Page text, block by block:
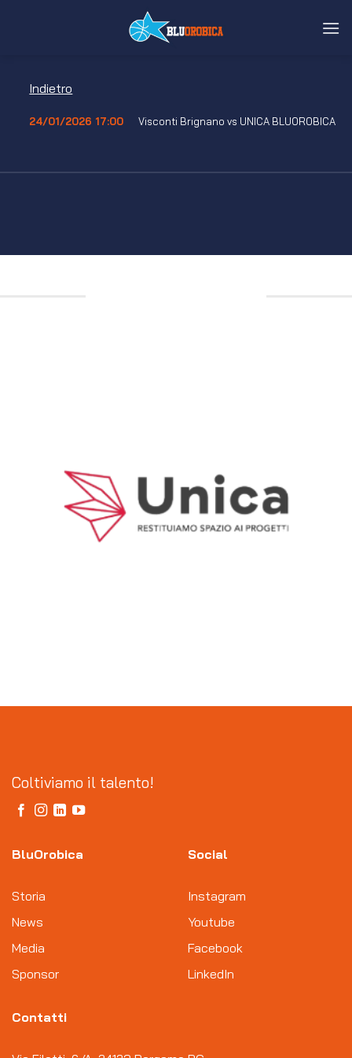
Indietro
24/01/2026 17:00 Visconti Brignano vs UNICA BLUOROBICA
Coltiviamo il talento!
BluOrobica
Storia
News
Media
Sponsor
Social
Instagram
Youtube
Facebook
LinkedIn
Contatti